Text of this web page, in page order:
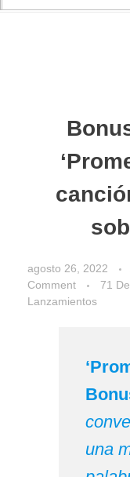
agosto 26, 2022
Comment
71
Lanzamientos
una